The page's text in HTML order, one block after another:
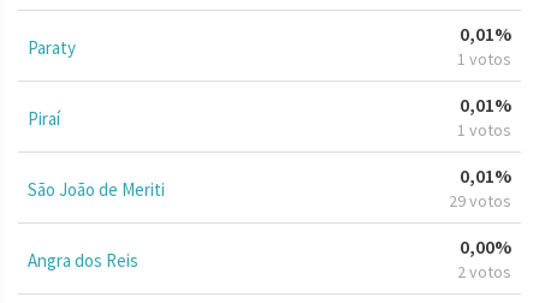
Paraty
0,01%
1 votos
Piraí
0,01%
1 votos
São João de Meriti
0,01%
29 votos
Angra dos Reis
0,00%
2 votos